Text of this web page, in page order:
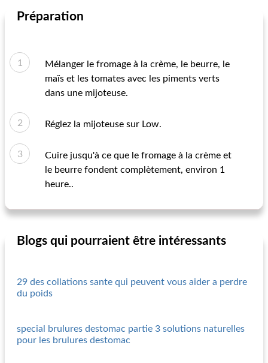
Préparation
Mélanger le fromage à la crème, le beurre, le
maïs et les tomates avec les piments verts
dans une mijoteuse.
Réglez la mijoteuse sur Low.
Cuire jusqu'à ce que le fromage à la crème et
le beurre fondent complètement, environ 1
heure..
Blogs qui pourraient être intéressants
29 des collations sante qui peuvent vous aider a perdre
du poids
special brulures destomac partie 3 solutions naturelles
pour les brulures destomac